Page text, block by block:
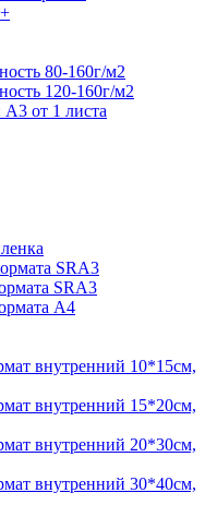
80-160г/м2
120-160г/м2
от 1 листа
SRА3
SRА3
А4
внутренний 10*15см,
внутренний 15*20см,
внутренний 20*30см,
внутренний 30*40см,